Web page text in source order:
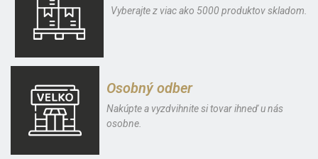
Vyberajte z viac ako 5000 produktov skladom.
Osobný odber
Nakúpte a vyzdvihnite si tovar ihneď u nás
osobne.